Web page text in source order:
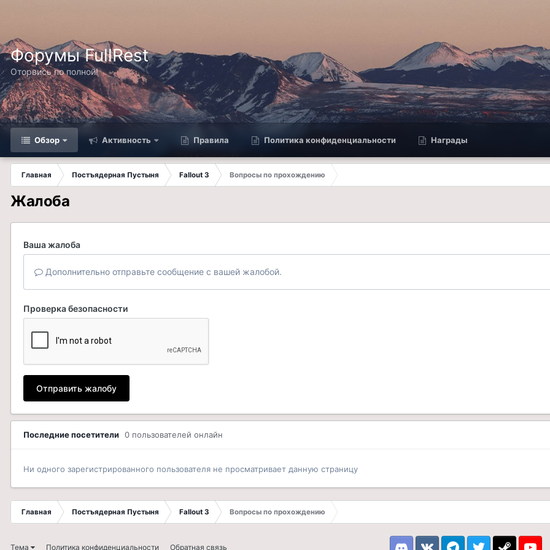
Форумы FullRest
Оторвись по полной!
Обзор Активность Правила Политика конфиденциальности Награды
Главная Постъядерная Пустыня Fallout 3
Вопросы по прохождению
Жалоба
Ваша жалоба
Дополнительно отправьте сообщение с вашей жалобой.
Проверка безопасности
Отправить жалобу
Последние посетители 0 пользователей онлайн
Ни одного зарегистрированного пользователя не просматривает данную страницу
Главная Постъядерная Пустыня Fallout 3 Вопросы по прохождению
Тема Политика конфиденциальности Обратная связь